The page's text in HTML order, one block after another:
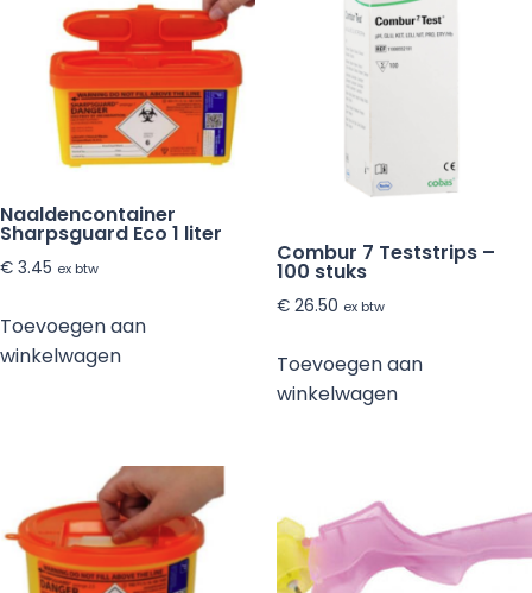
Naaldencontainer
Sharpsguard Eco 1 liter
€ 3.45 ex btw
Toevoegen aan
winkelwagen
Combur 7 Teststrips –
100 stuks
€26.50 ex btw
Toevoegen aan
winkelwagen